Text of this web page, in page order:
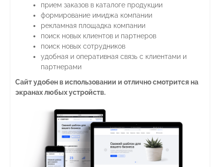
прием заказов в каталоге продукции
формирование имиджа компании
рекламная площадка компании
поиск новых клиентов и партнеров
поиск новых сотрудников
удобная и оперативная связь с клиентами и
партнерами
Сайт удобен в использовании и отлично смотрится на
экранах любых устройств.